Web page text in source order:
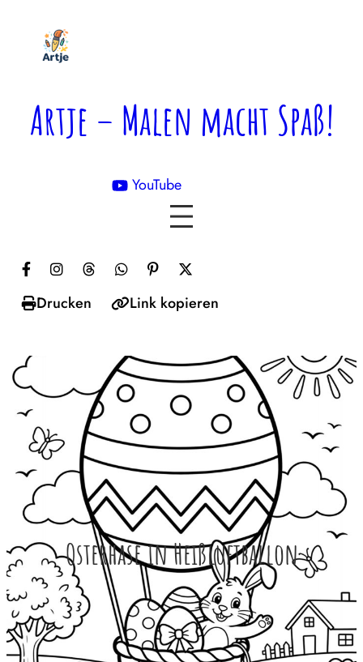
springen
Artje – Malen macht Spaß!
YouTube

Drucken Link kopieren
Osterhase in Heißluftballon